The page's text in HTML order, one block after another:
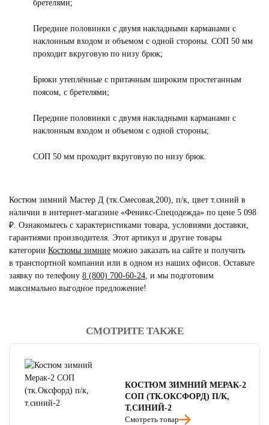
бретелями;
Передние половинки с двумя накладными карманами с
наклонным входом и объемом с одной стороны. СОП 50 мм
проходит вкруговую по низу брюк;
Брюки утеплённые с притачным широким простеганным
поясом, с бретелями;
Передние половинки с двумя накладными карманами с
наклонным входом и объемом с одной стороны;
СОП 50 мм проходит вкруговую по низу брюк.
Костюм зимний Мастер Д (тк.Смесовая,200), п/к, цвет т.синий в
наличии в интернет-магазине «Феникс-Спецодежда» по цене 5 098
₽. Ознакомьтесь с характеристиками товара, условиями доставки,
гарантиями производителя. Этот артикул и другие товары
категории Костюмы зимние можно заказать на сайте и получить
в транспортной компании или в одном из наших офисов. Оставьте
заявку по телефону 8 (800) 700-60-24 и мы подготовим
максимально выгодное предложение!
4.5
СМОТРИТЕ ТАКЖЕ
КОСТЮМ ЗИМНИЙ МЕРАК-2
СОП (ТК.ОКСФОРД) П/К,
Т.СИНИЙ-2
Смотреть товар